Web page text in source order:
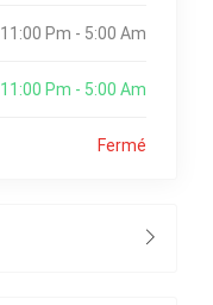
11:00 Pm - 5:00 Am
11:00 Pm - 5:00 Am
Fermé